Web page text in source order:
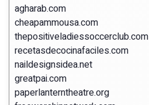
agharab.com
cheapammousa.com
thepositiveladiessoccerclub.com
recetasdecocinafaciles.com
naildesignsidea.net
greatpai.com
paperlanterntheatre.org